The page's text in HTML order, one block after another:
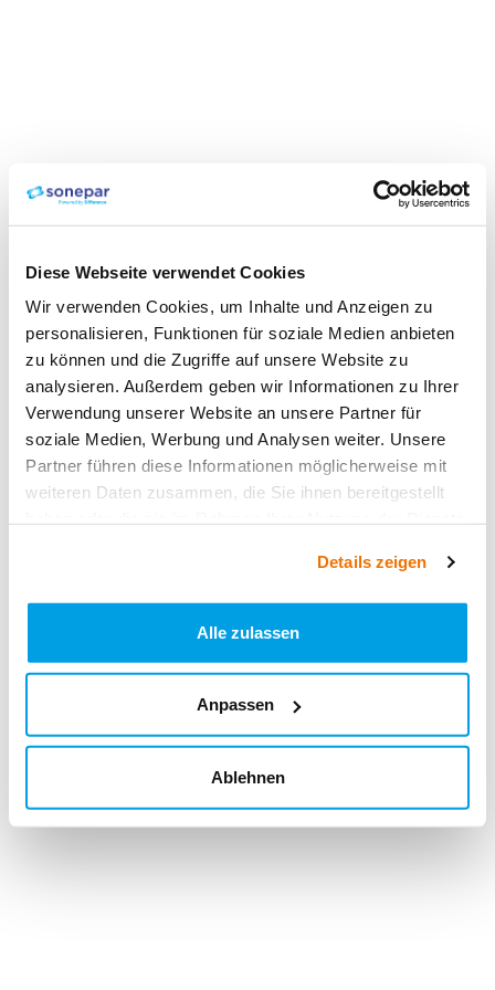
Diese Webseite verwendet Cookies
Wir verwenden Cookies, um Inhalte und Anzeigen zu
personalisieren, Funktionen für soziale Medien anbieten
zu können und die Zugriffe auf unsere Website zu
analysieren. Außerdem geben wir Informationen zu Ihrer
Verwendung unserer Website an unsere Partner für
soziale Medien, Werbung und Analysen weiter. Unsere
Partner führen diese Informationen möglicherweise mit
weiteren Daten zusammen, die Sie ihnen bereitgestellt
Details zeigen
Alle zulassen
Anpassen
Ablehnen